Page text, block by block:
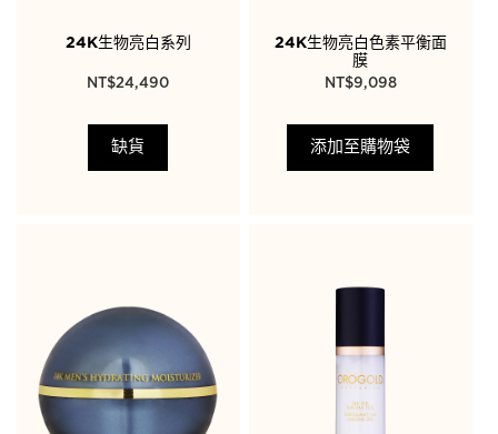
24K生物亮白系列
NT$24,490
缺貨
24K生物亮白色素平衡面
膜
NT$9,098
添加至購物袋